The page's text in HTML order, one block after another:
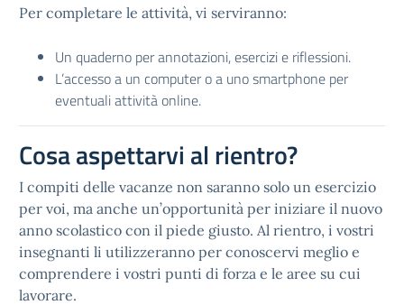
Per completare le attività, vi serviranno:
Un quaderno per annotazioni, esercizi e riflessioni.
L’accesso a un computer o a uno smartphone per
eventuali attività online.
Cosa aspettarvi al rientro?
I compiti delle vacanze non saranno solo un esercizio
per voi, ma anche un’opportunità per iniziare il nuovo
anno scolastico con il piede giusto. Al rientro, i vostri
insegnanti li utilizzeranno per conoscervi meglio e
comprendere i vostri punti di forza e le aree su cui
lavorare.